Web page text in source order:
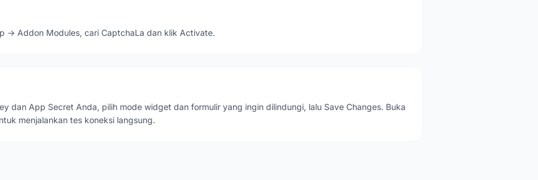
→ Addon Modules, cari CaptchaLa dan klik Activate.
dan App Secret Anda, pilih mode widget dan formulir yang ingin dilindungi, lalu Save Changes. Buka
menjalankan tes koneksi langsung.